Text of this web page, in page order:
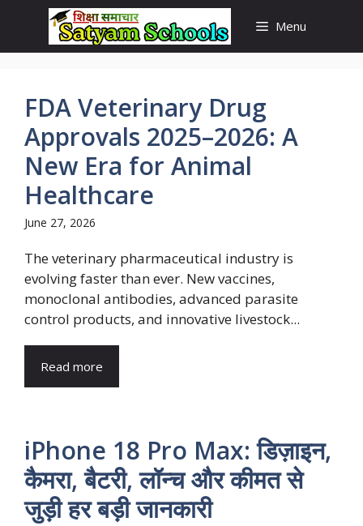
content
Menu
FDA Veterinary Drug
Approvals 2025–2026: A
New Era for Animal
Healthcare
June 27, 2026
The veterinary pharmaceutical industry is
evolving faster than ever. New vaccines,
monoclonal antibodies, advanced parasite
control products, and innovative livestock...
Read more
iPhone 18 Pro Max: डिज़ाइन,
कैमरा, बैटरी, लॉन्च और कीमत से
जुड़ी हर बड़ी जानकारी